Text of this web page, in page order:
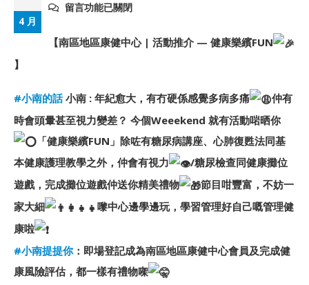
4 月
留言功能已關閉
【南區地區康健中心 | 活動推介 — 健康樂繽FUN
】
#小南的話小南 : 年紀愈大，有冇硬係感覺多病多痛
仲有
時會頭暈甚至視力變差？ 今個Weeekend 就有活動啱晒你
「健康樂繽FUN」除咗有糖尿病講座、心肺復甦法同基
本健康護理教學之外，仲會有視力
/糖尿檢查同健康攤位
遊戲，完成攤位遊戲仲送你精美禮物
節目咁豐富，不妨一
家大細
嚟中心邊學邊玩，學習管理好自己嘅管理健
康啦
#小南提提你：即場登記成為南區地區康健中心會員及完成健
康風險評估，都一樣有禮物㗎